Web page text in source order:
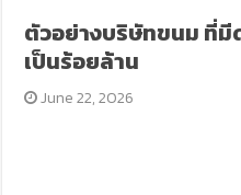
ตัวอย่างบริษัทขนม ที่มี
เป็นร้อยล้าน
June 22, 2026